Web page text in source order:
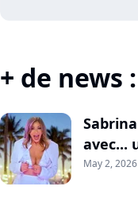
+ de news :
avec...
May 2, 2026